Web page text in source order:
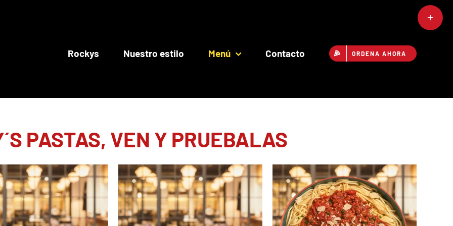
Rockys Nuestro estilo Menú Contacto ORDENA AHORA
PASTAS, VEN Y PRUEBALAS
Toggle
Sliding